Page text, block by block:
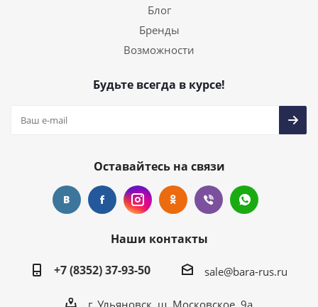
Блог
Бренды
Возможности
Будьте всегда в курсе!
Оставайтесь на связи
Наши контакты
+7 (8352) 37-93-50
sale@bara-rus.ru
г. Ульяновск, ш. Московское, 9а